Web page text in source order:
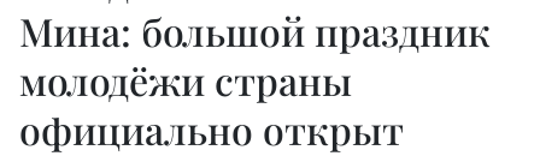
Мина: большой праздник
молодёжи страны
официально открыт